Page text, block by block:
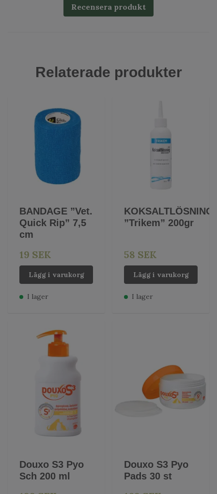
Recensera produkt
Relaterade produkter
BANDAGE ”Vet.
Quick Rip” 7,5
cm
19 SEK
Lägg i varukorg
I lager
KOKSALTLÖSNING
”Trikem” 200gr
58 SEK
Lägg i varukorg
I lager
Douxo S3 Pyo
Sch 200 ml
Douxo S3 Pyo
Pads 30 st